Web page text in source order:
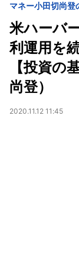
マネー小田切尚登
米ハーバ
利運用を
【投資の
尚登）
2020.11.12 11:45